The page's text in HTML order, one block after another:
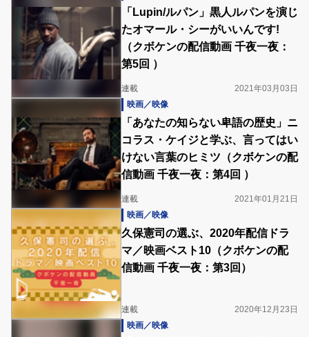
「Lupin/ルパン」黒人ルパンを演じ
たオマール・シーがいいんです!
（クボケンの配信動画 千夜一夜：
第5回 ）
連載
2021年03月03日
映画／映像
「あなたの知らない卑語の歴史」ニ
コラス・ケイジと学ぶ、言ってはい
けない言葉のヒミツ（クボケンの配
信動画 千夜一夜：第4回 ）
連載
2021年01月21日
映画／映像
久保憲司の選ぶ、2020年配信ドラ
マ／映画ベスト10（クボケンの配
信動画 千夜一夜：第3回）
連載
2020年12月23日
映画／映像